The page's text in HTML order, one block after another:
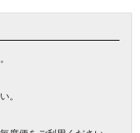
。